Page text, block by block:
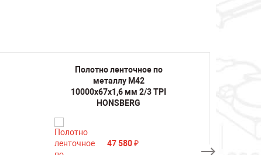
Полотно ленточное по
металлу M42
10000х67х1,6 мм 2/3 TPI
HONSBERG
47 580 ₽